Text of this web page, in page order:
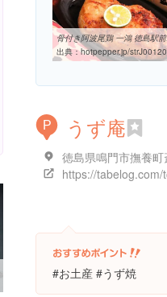
骨付き
出典：hotpepper.jp/strJ001203593
P うず庵
徳島県鳴門市撫養町
#お土産 #うず焼